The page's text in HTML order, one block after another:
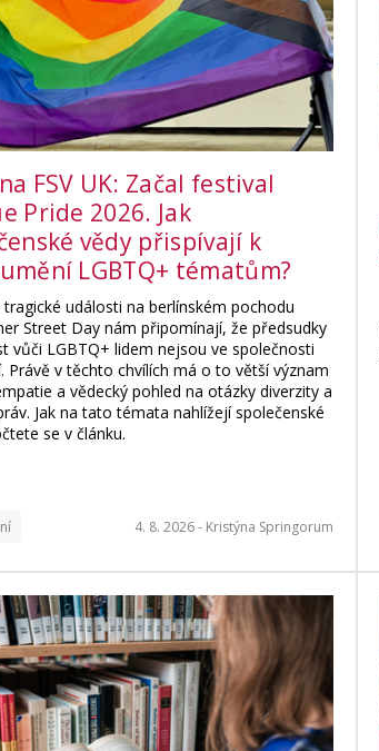
FSV UK: Začal festival
Pride 2026. Jak
vědy přispívají k
LGBTQ+ tématům?
tragické události na berlínském pochodu
Street Day nám připomínají, že předsudky
vůči LGBTQ+ lidem nejsou ve společnosti
Právě v těchto chvílích má o to větší význam
a vědecký pohled na otázky diverzity a
Jak na tato témata nahlížejí společenské
se v článku.
4. 8. 2026 - Kristýna Springorum